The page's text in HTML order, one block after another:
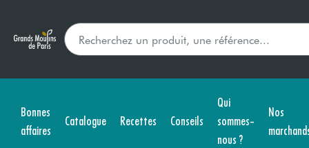
Bonnes
affaires
Catalogue Recettes Conseils
Qui
sommes-
nous ?
Nos